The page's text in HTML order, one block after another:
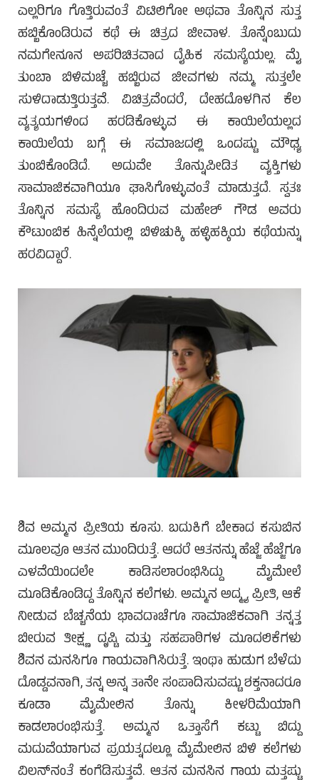
ಎಲ್ಲರಿಗೂ ಗೊತ್ತಿರುವಂತೆ ವಿಟಿಲಿಗೋ ಅಥವಾ ತೊನ್ನಿನ ಸುತ್ತ
ಹಬ್ಬಿಕೊಂಡಿರುವ ಕಥೆ ಈ ಚಿತ್ರದ ಜೀವಾಳ. ತೊನ್ನೆಂಬುದು
ನಮಗೇನೂನ ಅಪರಿಚಿತವಾದ ದೈಹಿಕ ಸಮಸ್ಯೆಯಲ್ಲ. ಮೈ
ತುಂಬಾ ಬಿಳಿಮಚ್ಚೆ ಹಬ್ಬಿರುವ ಜೀವಗಳು ನಮ್ಮ ಸುತ್ತಲೇ
ಸುಳಿದಾಡುತ್ತಿರುತ್ತವೆ. ವಿಚಿತ್ರವೆಂದರೆ, ದೇಹದೊಳಗಿನ ಕೆಲ
ವ್ಯತ್ಯಯಗಳಿಂದ ಹರಡಿಕೊಳ್ಳುವ ಈ ಕಾಯಿಲೆಯಲ್ಲದ
ಕಾಯಿಲೆಯ ಬಗ್ಗೆ ಈ ಸಮಾಜದಲ್ಲಿ ಒಂದಷ್ಟು ಮೌಢ್ಯ
ತುಂಬಿಕೊಂಡಿದೆ. ಅದುವೇ ತೊನ್ನುಪೀಡಿತ ವ್ಯಕ್ತಿಗಳು
ಸಾಮಾಜಿಕವಾಗಿಯೂ ಘಾಸಿಗೊಳ್ಳುವಂತೆ ಮಾಡುತ್ತದೆ. ಸ್ವತಃ
ತೊನ್ನಿನ ಸಮಸ್ಯೆ ಹೊಂದಿರುವ ಮಹೇಶ್ ಗೌಡ ಅವರು
ಕೌಟುಂಬಿಕ ಹಿನ್ನೆಲೆಯಲ್ಲಿ ಬಿಳಿಚುಕ್ಕಿ ಹಳ್ಳಿಹಕ್ಕಿಯ ಕಥೆಯನ್ನು
ಹರವಿದ್ದಾರೆ.
ಶಿವ ಅಮ್ಮನ ಪ್ರೀತಿಯ ಕೂಸು. ಬದುಕಿಗೆ ಬೇಕಾದ ಕಸುಬಿನ
ಮೂಲವೂ ಆತನ ಮುಂದಿರುತ್ತೆ. ಆದರೆ ಆತನನ್ನು ಹೆಜ್ಜೆ ಹೆಜ್ಜೆಗೂ
ಎಳವೆಯಿಂದಲೇ ಕಾಡಿಸಲಾರಂಭಿಸಿದ್ದು ಮೈಮೇಲೆ
ಮೂಡಿಕೊಂಡಿದ್ದ ತೊನ್ನಿನ ಕಲೆಗಳು. ಅಮ್ಮನ ಅದ್ಮ್ಯ ಪ್ರೀತಿ, ಆಕೆ
ನೀಡುವ ಬೆಚ್ಚನೆಯ ಭಾವದಾಚೆಗೂ ಸಾಮಾಜಿಕವಾಗಿ ತನ್ನತ್ತ
ಬೀರುವ ತೀಕ್ಷ್ಣ ದೃಷ್ಟಿ ಮತ್ತು ಸಹಪಾಠಿಗಳ ಮೂದಲಿಕೆಗಳು
ಶಿವನ ಮನಸಿಗೂ ಗಾಯವಾಗಿಸಿರುತ್ತೆ. ಇಂಥಾ ಹುಡುಗ ಬೆಳೆದು
ದೊಡ್ಡವನಾಗಿ, ತನ್ನ ಅನ್ನ ತಾನೇ ಸಂಪಾದಿಸುವಷ್ಟು ಶಕ್ತನಾದರೂ
ಕೂಡಾ ಮೈಮೇಲಿನ ತೊನ್ನು ಕೀಳರಿಮೆಯಾಗಿ
ಕಾಡಲಾರಂಭಿಸುತ್ತೆ. ಅಮ್ಮನ ಒತ್ತಾಸೆಗೆ ಕಟ್ಟು ಬಿದ್ದು
ಮದುವೆಯಾಗುವ ಪ್ರಯತ್ನದಲ್ಲೂ ಮೈಮೇಲಿನ ಬಿಳಿ ಕಲೆಗಳು
ವಿಲನ್‌ನಂತೆ ಕಂಗೆಡಿಸುತ್ತವೆ. ಆತನ ಮನಸಿನ ಗಾಯ ಮತ್ತಷ್ಟು